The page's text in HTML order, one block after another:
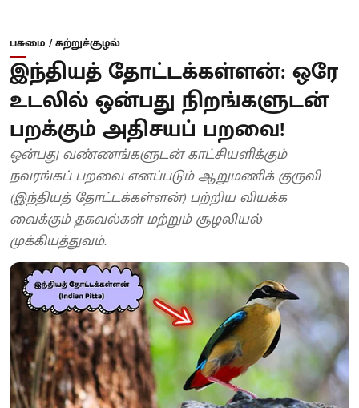
பசுமை / சுற்றுச்சூழல்
இந்தியத் தோட்டக்கள்ளன்: ஒரே
உடலில் ஒன்பது நிறங்களுடன்
பறக்கும் அதிசயப் பறவை!
ஒன்பது வண்ணங்களுடன் காட்சியளிக்கும்
நவரங்கப் பறவை எனப்படும் ஆறுமணிக் குருவி
(இந்தியத் தோட்டக்கள்ளன்) பற்றிய வியக்க
வைக்கும் தகவல்கள் மற்றும் சூழலியல்
முக்கியத்துவம்.